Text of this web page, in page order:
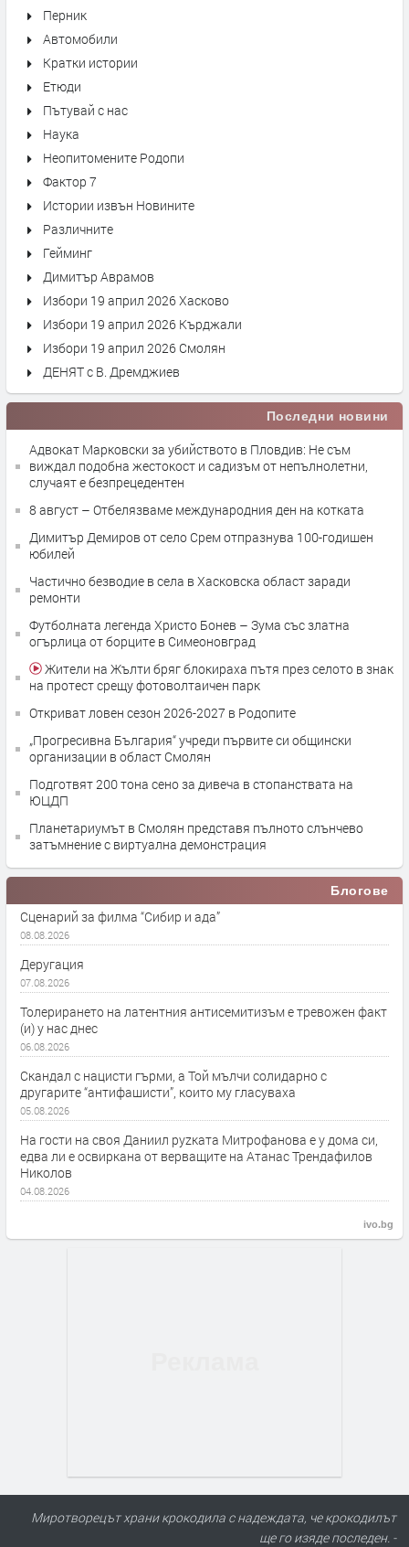
Перник
Автомобили
Кратки истории
Етюди
Пътувай с нас
Наука
Неопитомените Родопи
Фактор 7
Истории извън Новините
Различните
Гейминг
Димитър Аврамов
Избори 19 април 2026 Хасково
Избори 19 април 2026 Кърджали
Избори 19 април 2026 Смолян
ДЕНЯТ с В. Дремджиев
Последни новини
Адвокат Марковски за убийството в Пловдив: Не съм
виждал подобна жестокост и садизъм от непълнолетни,
случаят е безпрецедентен
8 август – Отбелязваме международния ден на котката
Димитър Демиров от село Срем отпразнува 100-годишен
юбилей
Частично безводие в села в Хасковска област заради
ремонти
Футболната легенда Христо Бонев – Зума със златна
огърлица от борците в Симеоновград
на протест срещу фотоволтаичен парк
Откриват ловен сезон 2026-2027 в Родопите
„Прогресивна България“ учреди първите си общински
организации в област Смолян
Подготвят 200 тона сено за дивеча в стопанствата на
ЮЦДП
Планетариумът в Смолян представя пълното слънчево
затъмнение с виртуална демонстрация
Блогове
Сценарий за филма “Сибир и ада”
08.08.2026
Деругация
07.08.2026
Толерирането на латентния антисемитизъм е тревожен факт
(и) у нас днес
06.08.2026
Скандал с нацисти гърми, а Той мълчи солидарно с
другарите “антифашисти”, които му гласуваха
05.08.2026
На гости на своя Даниил руzката Митрофанова е у дома си,
едва ли е освиркана от верващите на Атанас Трендафилов
Николов
04.08.2026
ivo.bg
Миротворецът храни крокодила с надеждата, че крокодилът
ще го изяде последен. -